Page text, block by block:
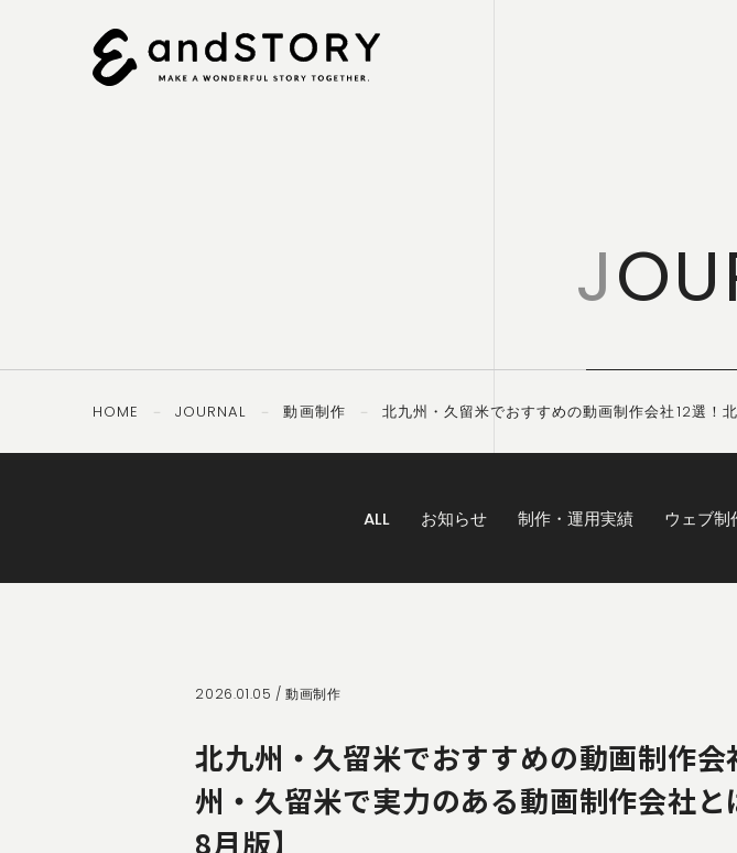
406-8407 OTHERS
PRIVACY SECURITY
J
HOME － JOURNAL － 動画制作 － 北九州・久留米でおすすめの動画制作会社12選！
ALL お知らせ 制作・運用実績 ウェブ制
2026.01.05 /動画制作
北九州・久留米でおすすめの動画制作
州・久留米で実力のある動画制作会社
8月版】